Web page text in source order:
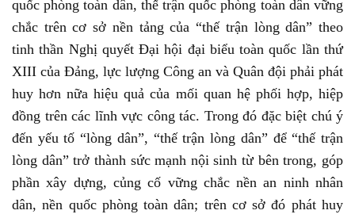
quốc phòng toàn dân, thế trận quốc phòng toàn dân vững
chắc trên cơ sở nền tảng của “thế trận lòng dân” theo
tinh thần Nghị quyết Đại hội đại biểu toàn quốc lần thứ
XIII của Đảng, lực lượng Công an và Quân đội phải phát
huy hơn nữa hiệu quả của mối quan hệ phối hợp, hiệp
đồng trên các lĩnh vực công tác. Trong đó đặc biệt chú ý
đến yếu tố “lòng dân”, “thế trận lòng dân” để “thế trận
lòng dân” trở thành sức mạnh nội sinh từ bên trong, góp
phần xây dựng, củng cố vững chắc nền an ninh nhân
dân, nền quốc phòng toàn dân; trên cơ sở đó phát huy